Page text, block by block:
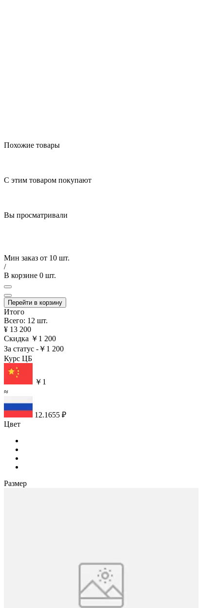
Похожие товары
С этим товаром покупают
Вы просматривали
Мин заказ от 10 шт.
/
В корзине 0 шт.
Перейти в корзину
Итого
Всего: 12 шт.
¥ 13 200
Скидка ￥1 200
За статус -￥1 200
Курс ЦБ
￥1
≈
12.1655 ₽
Цвет
Размер